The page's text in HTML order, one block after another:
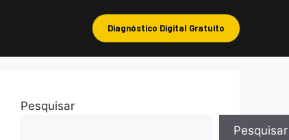
Diagnóstico Digital Gratuito
Pesquisar
Pesquisar